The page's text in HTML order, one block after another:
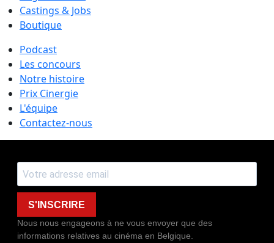
Castings & Jobs
Boutique
Podcast
Les concours
Notre histoire
Prix Cinergie
L'équipe
Contactez-nous
S'INSCRIRE
Nous nous engageons à ne vous envoyer que des
informations relatives au cinéma en Belgique.